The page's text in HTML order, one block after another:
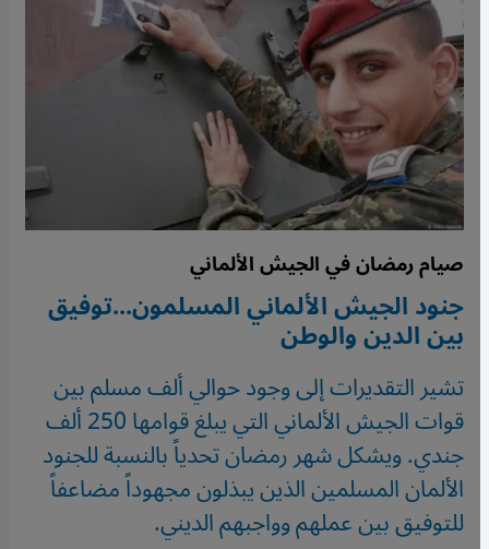
صيام رمضان في الجيش الألماني
جنود الجيش الألماني المسلمون...توفيق
بين الدين والوطن
تشير التقديرات إلى وجود حوالي ألف مسلم بين
قوات الجيش الألماني التي يبلغ قوامها 250 ألف
جندي. ويشكل شهر رمضان تحدياً بالنسبة للجنود
الألمان المسلمين الذين يبذلون مجهوداً مضاعفاً
للتوفيق بين عملهم وواجبهم الديني.